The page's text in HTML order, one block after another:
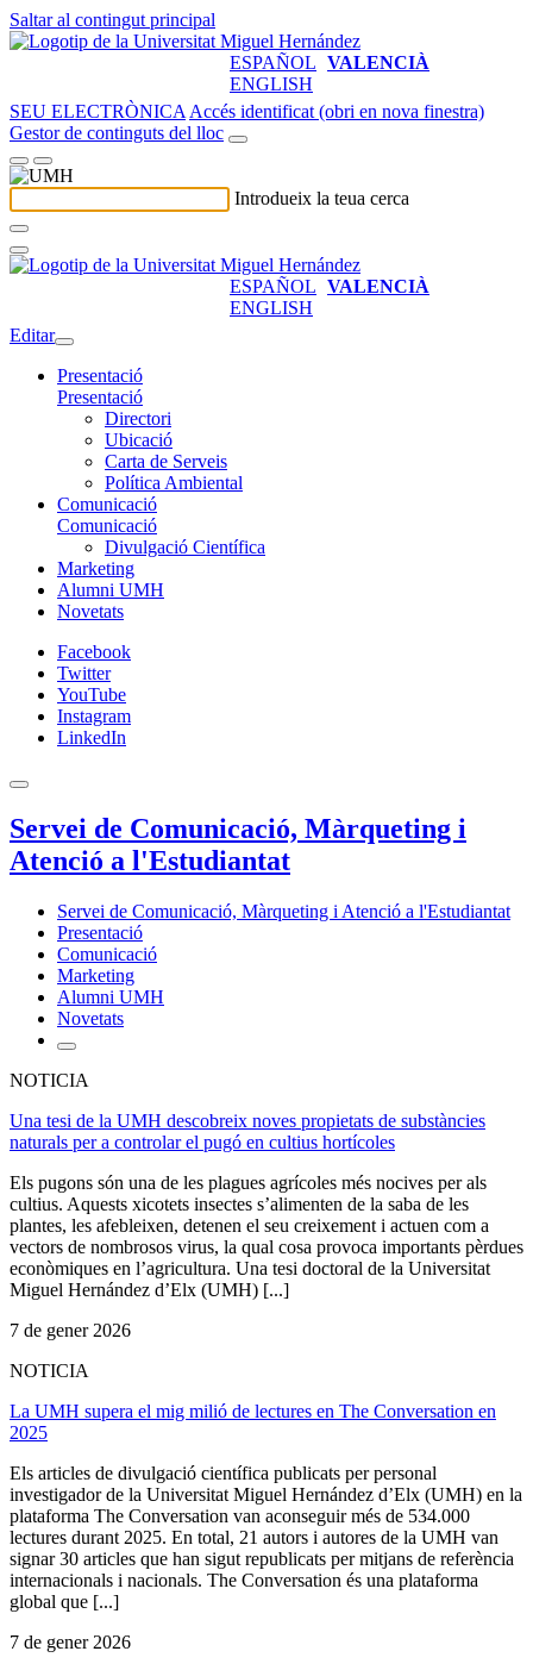
Saltar al contingut principal
ESPAÑOL VALENCIÀ
ENGLISH
SEU ELECTRÒNICA Accés identificat (obri en nova finestra)
Gestor de continguts del lloc
Introdueix la teua cerca
ESPAÑOL VALENCIÀ
ENGLISH
Editar
Presentació
Presentació
Directori
Ubicació
Carta de Serveis
Política Ambiental
Comunicació
Comunicació
Divulgació Científica
Marketing
Alumni UMH
Novetats
Facebook
Twitter
YouTube
Instagram
LinkedIn
Servei de Comunicació, Màrqueting i
Atenció a l'Estudiantat
Servei de Comunicació, Màrqueting i Atenció a l'Estudiantat
Presentació
Comunicació
Marketing
Alumni UMH
Novetats
NOTICIA
Una tesi de la UMH descobreix noves propietats de substàncies
naturals per a controlar el pugó en cultius hortícoles
Els pugons són una de les plagues agrícoles més nocives per als
cultius. Aquests xicotets insectes s’alimenten de la saba de les
plantes, les afebleixen, detenen el seu creixement i actuen com a
vectors de nombrosos virus, la qual cosa provoca importants pèrdues
econòmiques en l’agricultura. Una tesi doctoral de la Universitat
Miguel Hernández d’Elx (UMH) [...]
7 de gener 2026
NOTICIA
La UMH supera el mig milió de lectures en The Conversation en
2025
Els articles de divulgació científica publicats per personal
investigador de la Universitat Miguel Hernández d’Elx (UMH) en la
plataforma The Conversation van aconseguir més de 534.000
lectures durant 2025. En total, 21 autors i autores de la UMH van
signar 30 articles que han sigut republicats per mitjans de referència
internacionals i nacionals. The Conversation és una plataforma
global que [...]
7 de gener 2026